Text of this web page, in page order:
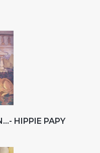
HIPPIE PAPY